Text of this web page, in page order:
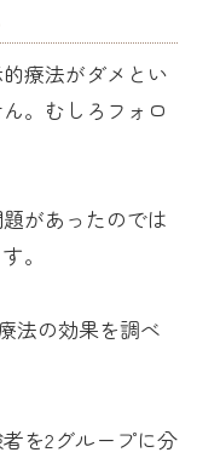
療法がダメとい
。むしろフォロ
があったのでは
。
法の効果を調べ
を2グループに分